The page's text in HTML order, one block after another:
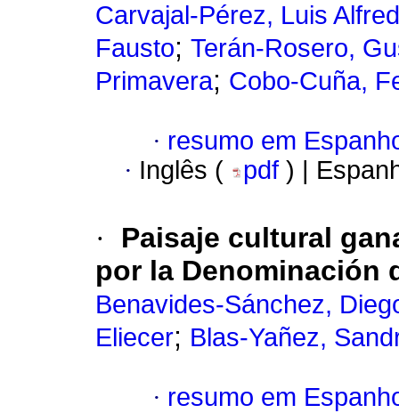
Carvajal-Pérez, Luis
Fausto; Terán-Rosero,
Primavera; Cobo-Cuña,
· resumo em
· Inglês ( pdf ) |
·
Paisaje cultural
por la Denominación
Benavides-Sánchez,
Eliecer; Blas-Yañez,
· resumo em